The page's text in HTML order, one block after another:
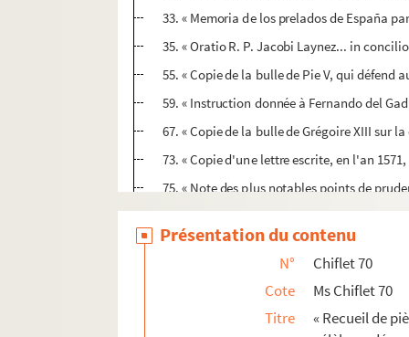
33. « Memoria de los prelados de España
35. « Oratio R. P. Jacobi Laynez... in
55. « Copie de la bulle de Pie V, qui défend
59. « Instruction donnée à Fernando del
67. « Copie de la bulle de Grégoire XIII sur
73. « Copie d'une lettre escrite, en l'an
75. « Note des plus notables points de
77. « Consulte d'un évesque espagnol au
81. « Discurso del P. Mariana, de la
111. Lettre du P. de Riba, jésuite, sur la
113. Ordonnance de l'archevêque de
115. Condamnation par l'inquisition
Présentation du contenu
N°
Chiflet 70
Cote
Ms Chiflet 70
Titre
« Recueil de